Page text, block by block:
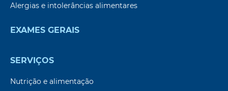
Alergias e intolerâncias alimentares
EXAMES GERAIS
SERVIÇOS
Nutrição e alimentação